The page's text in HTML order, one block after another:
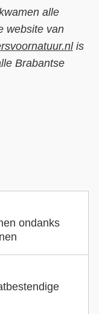
alle
website van
is
Brabantse
ondanks